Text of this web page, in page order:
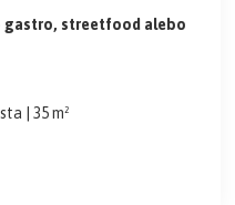
gastro, streetfood alebo
| 35 m²